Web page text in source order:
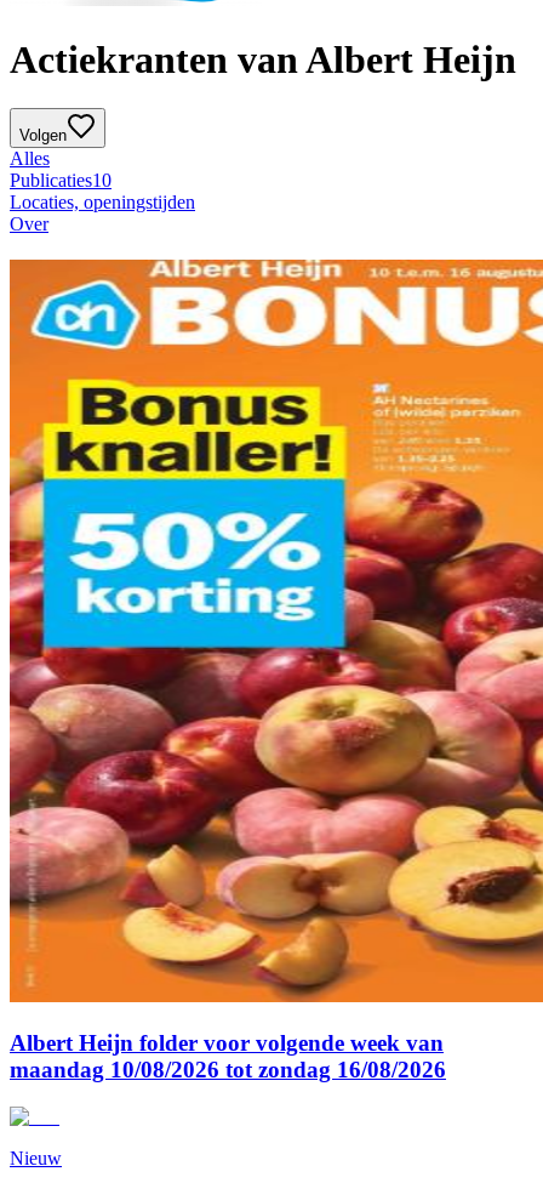
Actiekranten van Albert Heijn
Volgen
Alles
Publicaties10
Locaties, openingstijden
Over
Albert Heijn folder voor volgende week van
maandag 10/08/2026 tot zondag 16/08/2026
Nieuw